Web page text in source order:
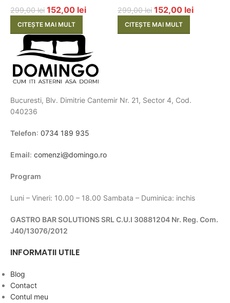
299,00lei 152,00 lei
CITEȘTE MAI MULT
299,00lei 152,00 lei
CITEȘTE MAI MULT
Bucuresti, Blv. Dimitrie Cantemir Nr. 21, Sector 4, Cod.
040236
Telefon: 0734 189 935
Email: comenzi@domingo.ro
Program
Luni – Vineri: 10.00 – 18.00 Sambata – Duminica: inchis
GASTRO BAR SOLUTIONS SRL C.U.I 30881204 Nr. Reg. Com.
J40/13076/2012
INFORMATII UTILE
Blog
Contact
Contul meu